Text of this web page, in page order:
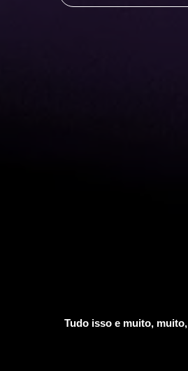
Tudo isso e muito,